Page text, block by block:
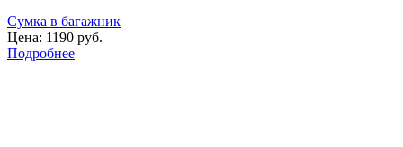
Сумка в багажник
Цена: 1190 руб.
Подробнее